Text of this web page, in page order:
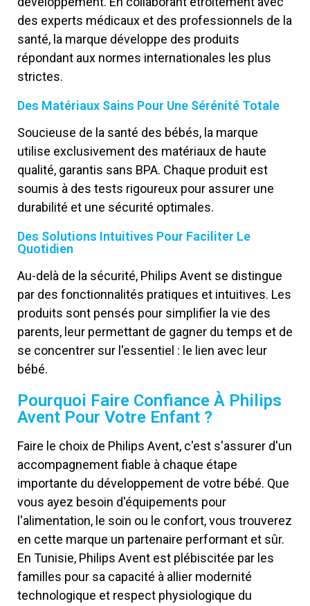
des experts médicaux et des professionnels de la
santé, la marque développe des produits
répondant aux normes internationales les plus
strictes.
Des Matériaux Sains Pour Une Sérénité Totale
Soucieuse de la santé des bébés, la marque
utilise exclusivement des matériaux de haute
qualité, garantis sans BPA. Chaque produit est
soumis à des tests rigoureux pour assurer une
durabilité et une sécurité optimales.
Des Solutions Intuitives Pour Faciliter Le
Quotidien
Au-delà de la sécurité, Philips Avent se distingue
par des fonctionnalités pratiques et intuitives. Les
produits sont pensés pour simplifier la vie des
parents, leur permettant de gagner du temps et de
se concentrer sur l'essentiel : le lien avec leur
bébé.
Pourquoi Faire Confiance À Philips
Avent Pour Votre Enfant ?
Faire le choix de Philips Avent, c'est s'assurer d'un
accompagnement fiable à chaque étape
importante du développement de votre bébé. Que
vous ayez besoin d'équipements pour
l'alimentation, le soin ou le confort, vous trouverez
en cette marque un partenaire performant et sûr.
En Tunisie, Philips Avent est plébiscitée par les
familles pour sa capacité à allier modernité
technologique et respect physiologique du